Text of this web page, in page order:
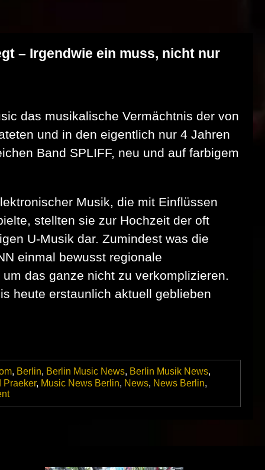
– Irgendwie ein muss, nicht nur
das musikalische Vermächtnis der von
und in den eigentlich nur 4 Jahren
Band SPLIFF, neu und auf farbigem
Musik, die mit Einflüssen
stellten sie zur Hochzeit der oft
U-Musik dar. Zumindest was die
einmal bewusst regionale
das ganze nicht zu verkomplizieren.
heute erstaunlich aktuell geblieben
, Berlin, Berlin Music News, Berlin Musik News,
Praeker, Music News Berlin, News, News Berlin,
on